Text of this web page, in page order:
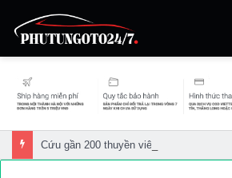
Cứu gần 200 thuyền viên gặp sự cố trên